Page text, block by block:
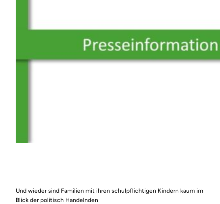
Und wieder sind Familien mit ihren schulpflichtigen Kindern kaum im
Blick der politisch Handelnden